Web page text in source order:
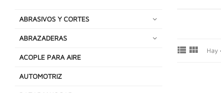
ABRASIVOS Y CORTES
ABRAZADERAS
ACOPLE PARA AIRE
AUTOMOTRIZ
  Hay